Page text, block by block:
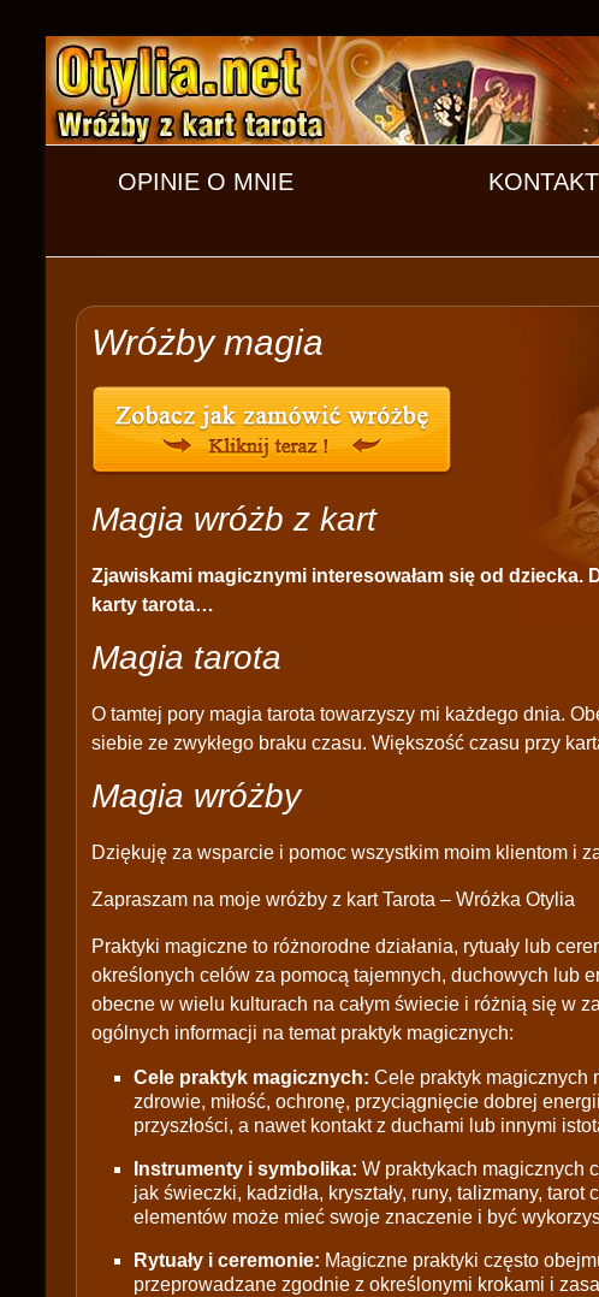
OPINIE O MNIE KONTAKT
Wróżby magia
Magia wróżb z kart
Zjawiskami magicznymi interesowałam się od dziecka.
karty tarota…
Magia tarota
O tamtej pory magia tarota towarzyszy mi każdego dnia.
siebie ze zwykłego braku czasu. Większość czasu przy
Magia wróżby
Dziękuję za wsparcie i pomoc wszystkim moim klientom i
Zapraszam na moje wróżby z kart Tarota – Wróżka Otylia
Praktyki magiczne to różnorodne działania, rytuały lub
określonych celów za pomocą tajemnych, duchowych lub
obecne w wielu kulturach na całym świecie i różnią się w
ogólnych informacji na temat praktyk magicznych:
Cele praktyk magicznych: Cele praktyk magicznych
zdrowie, miłość, ochronę, przyciągnięcie dobrej
przyszłości, a nawet kontakt z duchami lub innymi
Instrumenty i symbolika: W praktykach magicznych
jak świeczki, kadzidła, kryształy, runy, talizmany,
elementów może mieć swoje znaczenie i być
Rytuały i ceremonie: Magiczne praktyki często
przeprowadzane zgodnie z określonymi krokami i